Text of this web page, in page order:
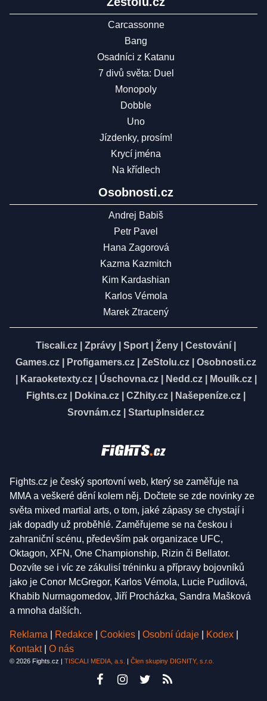
Carcassonne
Bang
Osadníci z Katanu
7 divů světa: Duel
Monopoly
Dobble
Uno
Jízdenky, prosím!
Krycí jména
Na křídlech
Osobnosti.cz
Andrej Babiš
Petr Pavel
Hana Zagorová
Kazma Kazmitch
Kim Kardashian
Karlos Vémola
Marek Ztracený
Tiscali.cz Zprávy Sport Ženy Cestování
Games.cz
Profigamers.cz ZeStolu.cz
Osobnosti.cz
Karaoketexty.cz| Úschovna.cz| Nedd.cz| Moulík.cz|
Fights.cz
Dokina.cz CZhity.cz Našepeníze.cz
Srovnám.cz
StartupInsider.cz
Fights.cz je český sportovní web, který se zaměřuje na
MMA a veškeré dění kolem něj. Dočtete se zde novinky ze
světa mixed martial arts, o tom, jaké zápasy se chystají i
jak dopadly už proběhlé. Zaměřujeme se na českou i
zahraniční scénu, především pak organizace UFC,
Oktagon, XFN, One Championship, Rizin či Bellator.
Dozvíte se i víc ze zákulisí tréninku a přípravy bojovníků
jako je Conor McGregor, Karlos Vémola, Lucie Pudilová,
Khabib Nurmagomedov, Jiří Procházka, Sandra Mašková
a mnoha dalších.
Reklama Redakce Cookies Osobní údaje Kodex
Kontakt
O nás
© 2026 Fights.cz | TISCALI MEDIA, a.s. Člen skupiny DIGNITY, s.r.o.